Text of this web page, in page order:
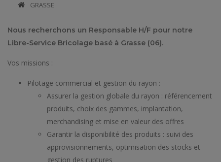
​ GRASSE
Nous recherchons un Responsable H/F pour notre
Libre-Service Bricolage basé à Grasse (06).
Vos missions :
Pilotage commercial et gestion du rayon :
Assurer la gestion globale du rayon : référencement
produits, choix des gammes, implantation,
merchandising et mise en valeur des offres
Garantir la disponibilité des produits : suivi des
approvisionnements, optimisation des stocks et
gestion des ruptures